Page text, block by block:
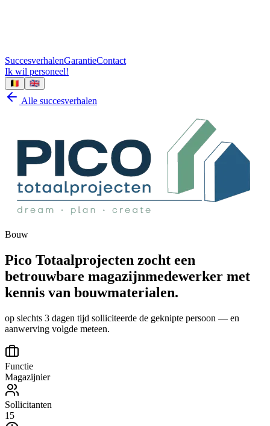
SuccesverhalenGarantieContact
Ik wil personeel!
🇧🇪 🇬🇧
Alle succesverhalen
Bouw
Pico Totaalprojecten zocht een
betrouwbare magazijnmedewerker met
kennis van bouwmaterialen.
op slechts 3 dagen tijd solliciteerde de geknipte persoon — en
aanwerving volgde meteen.
Functie
Magazijnier
Sollicitanten
15